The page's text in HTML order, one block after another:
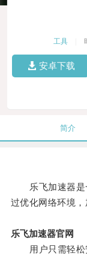
工具
安卓下载
简介
乐飞加速器是
过优化网络环境，
乐飞加速器官网
用户只需轻松